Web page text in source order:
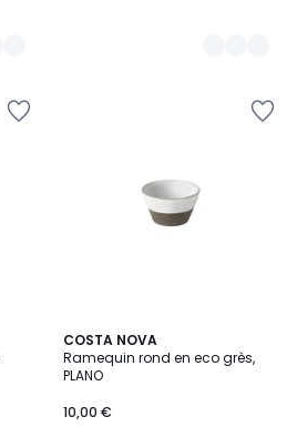
COSTA NOVA
Ramequin rond en eco grès,
PLANO
10,00 €